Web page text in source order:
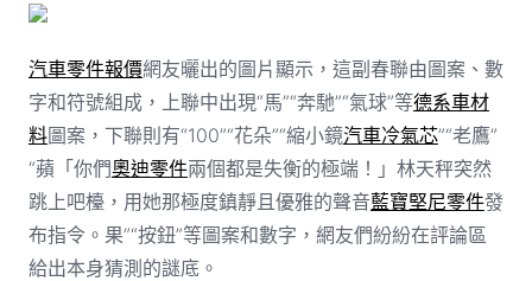
汽車零件報價網友曬出的圖片顯示，這副春聯由圖案、數
字和符號組成，上聯中出現“馬”“奔馳”“氣球”等德系車材
料圖案，下聯則有“100”“花朵”“縮小鏡汽車冷氣芯”“老鷹”
“蘋「你們奧迪零件兩個都是失衡的極端！」林天秤突然
跳上吧檯，用她那極度鎮靜且優雅的聲音藍寶堅尼零件發
布指令。果”“按鈕”等圖案和數字，網友們紛紛在評論區
給出本身猜測的謎底。